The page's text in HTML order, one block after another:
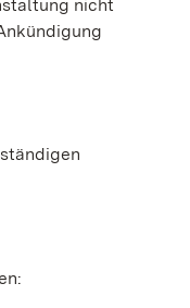
nicht